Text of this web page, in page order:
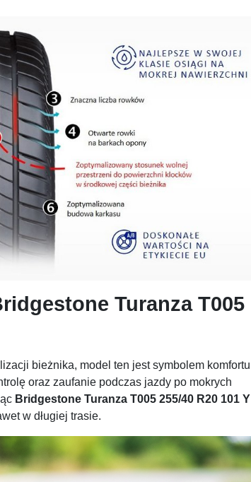
Turanza T005
bieżnika, model ten jest symbolem komfortu
oraz zaufanie podczas jazdy po mokrych
Bridgestone Turanza T005 255/40 R20 101 Y
w długiej trasie.